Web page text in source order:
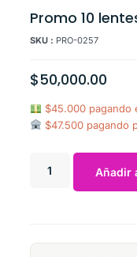
Promo 10
SKU : PRO-0257
$50,000.00
$45.000 pagando
$47.500 pagando
Añadir